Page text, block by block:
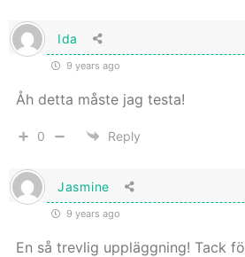
Ida
9 years ago
Åh detta måste jag testa!
0 Reply
Jasmine
9 years ago
En så trevlig uppläggning! Tack